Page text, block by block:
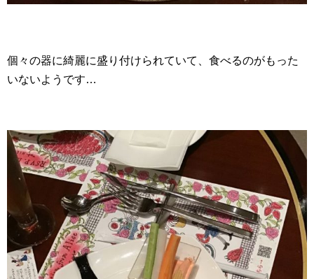
個々の器に綺麗に盛り付けられていて、食べるのがもった
いないようです…